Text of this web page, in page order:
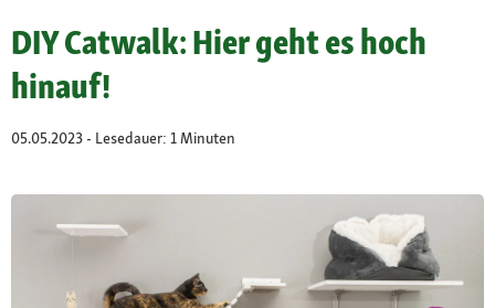
DIY Catwalk: Hier geht es hoch
hinauf!
05.05.2023 - Lesedauer: 1 Minuten